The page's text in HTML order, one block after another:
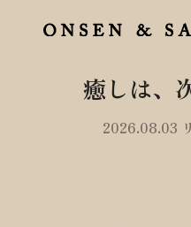
癒しは、
2026.08.03